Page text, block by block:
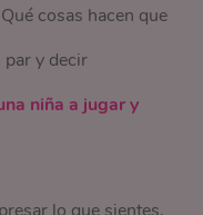
cosas hacen que
par y decir
niña a jugar y